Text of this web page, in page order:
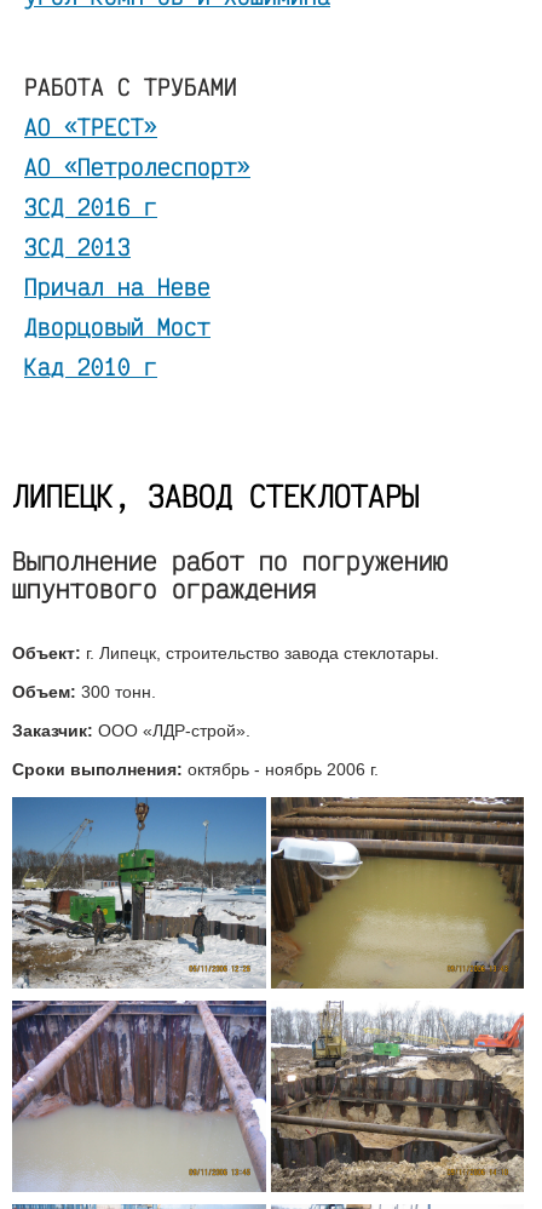
РАБОТА С ТРУБАМИ
АО «ТРЕСТ»
АО «Петролеспорт»
ЗСД 2016 г
ЗСД 2013
Причал на Неве
Дворцовый Мост
Кад 2010 г
ЛИПЕЦК, ЗАВОД СТЕКЛОТАРЫ
Выполнение работ по погружению
шпунтового ограждения
Объект: г. Липецк, строительство завода стеклотары.
Объем: 300 тонн.
Заказчик: ООО «ЛДР-строй».
Сроки выполнения: октябрь - ноябрь 2006 г.